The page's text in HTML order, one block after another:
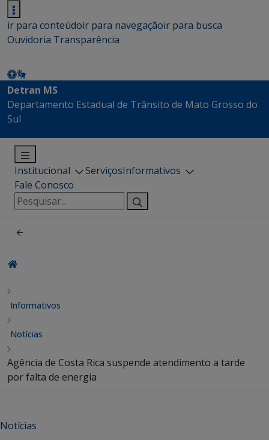
ir para conteúdoir para navegaçãoir para busca
Ouvidoria Transparência
Detran MS
Departamento Estadual de Trânsito de Mato Grosso do
Sul
Institucional ServiçosInformativos
Fale Conosco
Pesquisar
por:
Informativos
Notícias
Agência de Costa Rica suspende atendimento a tarde
por falta de energia
Notícias